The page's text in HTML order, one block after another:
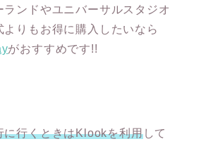
ンドやユニバーサルスタジオ
りもお得に購入したいなら
がおすすめです!!
に行くときはKlookを利用して